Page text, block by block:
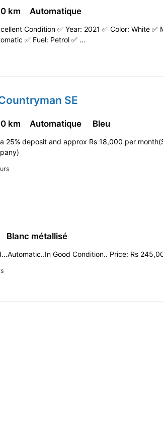
km Automatique
Condition ✅ Year: 2021 ✅ Color: White ✅
✅ Fuel: Petrol ✅ …
SE
km Automatique Bleu
25% deposit and approx Rs 18,000 per
Blanc métallisé
Good Condition.. Price: Rs